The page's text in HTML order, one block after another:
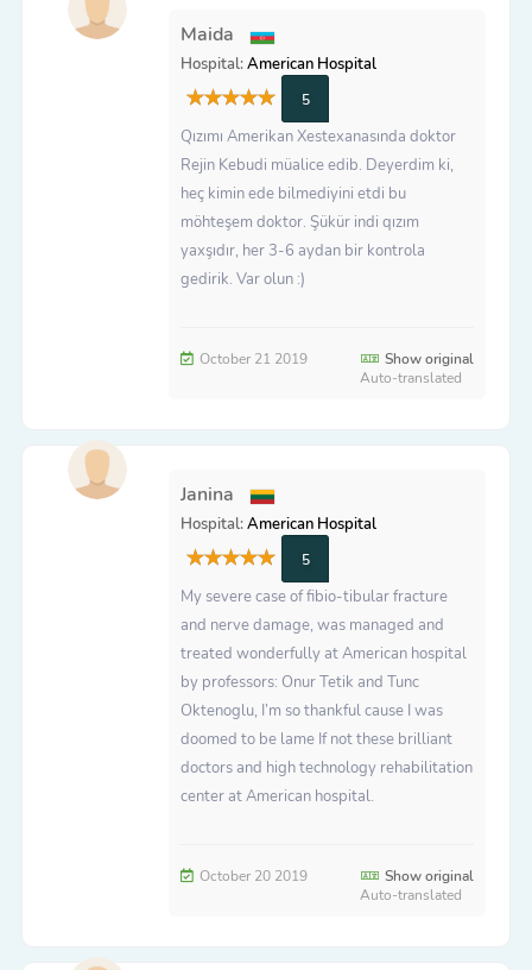
Maida
Hospital:American Hospital
5
Qızımı Amerikan Xestexanasında doktor
Rejin Kebudi müalice edib. Deyerdim ki,
heç kimin ede bilmediyini etdi bu
möhteşem doktor. Şükür indi qızım
yaxşıdır, her 3-6 aydan bir kontrola
gedirik. Var olun :)
October 21 2019
Show original
Auto-translated
Janina
Hospital:American Hospital
5
My severe case of fibio-tibular fracture
and nerve damage, was managed and
treated wonderfully at American hospital
by professors: Onur Tetik and Tunc
Oktenoglu, I’m so thankful cause I was
doomed to be lame If not these brilliant
doctors and high technology rehabilitation
center at American hospital.
October 20 2019
Show original
Auto-translated